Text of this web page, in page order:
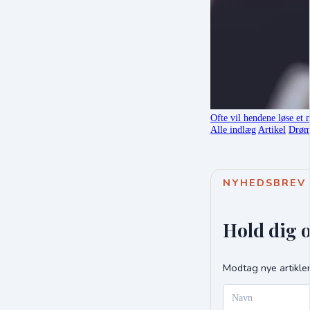
Ofte vil hendene løse et
Alle indlægArtikel
NYHEDSBREV
Hold dig
Modtag nye
Navn